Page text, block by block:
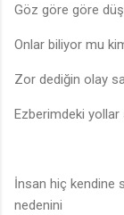
Göz göre göre
Onlar biliyor mu
Zor dediğin olay
Ezberimdeki
İnsan hiç kendine
nedenini